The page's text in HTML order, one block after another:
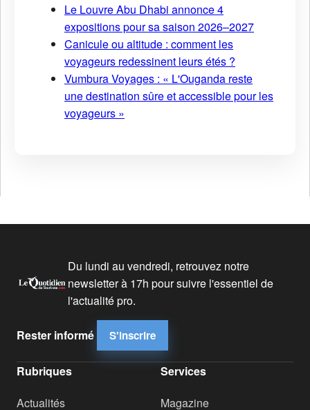
Le Louvre Abu Dhabi annonce 4
expositions pour sa saison 2026–2027
Canicule ou altitude : comment les
voyageurs redessinent leurs étés ?
Vumbura Voyages : « L'Ouganda reste
une destination sûre et accessible pour les
voyageurs »
Du lundi au vendredi, retrouvez notre
newsletter à 17h pour suivre l'essentiel de
l'actualité pro.
Rester informé S'inscrire
Rubriques
Actualités
Services
Magazine